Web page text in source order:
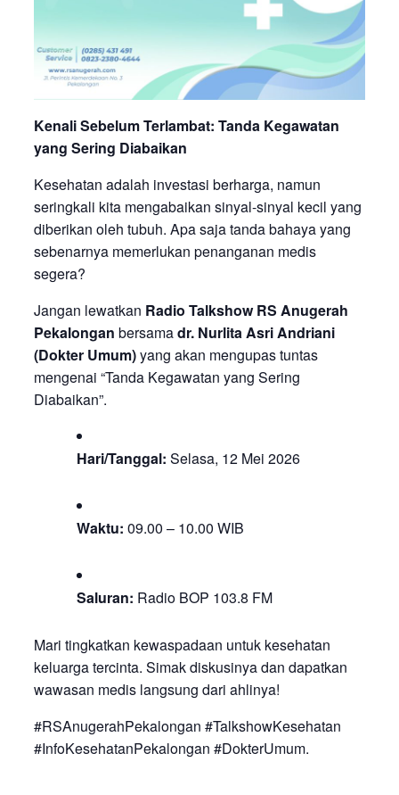
Kenali Sebelum Terlambat: Tanda Kegawatan
yang Sering Diabaikan
Kesehatan adalah investasi berharga, namun
seringkali kita mengabaikan sinyal-sinyal kecil yang
diberikan oleh tubuh. Apa saja tanda bahaya yang
sebenarnya memerlukan penanganan medis
segera?
Jangan lewatkan Radio Talkshow RS Anugerah
Pekalongan bersamadr. Nurlita Asri Andriani
(Dokter Umum)yang akan mengupas tuntas
mengenai “Tanda Kegawatan yang Sering
Diabaikan”.
Hari/Tanggal: Selasa, 12 Mei 2026
Waktu: 09.00 – 10.00 WIB
Saluran: Radio BOP 103.8 FM
Mari tingkatkan kewaspadaan untuk kesehatan
keluarga tercinta. Simak diskusinya dan dapatkan
wawasan medis langsung dari ahlinya!
#RSAnugerahPekalongan #TalkshowKesehatan
#InfoKesehatanPekalongan #DokterUmum.